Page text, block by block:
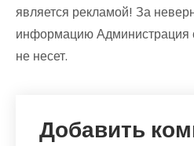
является рекламой! За
информацию Администрация
не несет.
Добавить